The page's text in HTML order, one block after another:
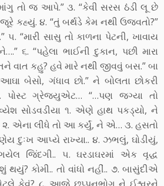
તો જ આપે.” ૩. “કેવી સરસ ઠંડી લૂ છે
કહ્યું. ૪. “તું બર્થડે કેમ નથી ઉજવતો?”
૫. “મારી સાસુ તો કાળના પેટની, ખાવાય
૬. “પહેલા ભાઈની દુકાન, પછી મારા
વાત કહુ? હવે મારે નથી જીવવું બસ.” બા
બેસો, ગંધાવ છો.” ને બોલતા છોકરી
પોસ્ટ ગ્રેજ્યુએટ… “…પણ જગ્યા તો
સોડવડીયા ૧. એણે હાથ પકડ્યો, ને
એના લીધે તો આ કર્યું, ને એ… ૩. હસતો
દુઃખ આપ્યે રાખ્યા.. ૪. ઝભલું, ઘોડીયું,
જિંદગી.. ૫. ઘરડાઘરમાં એક વૃદ્ધ
થયું? કોમી.. તો વાંધો નહીં.. ૭. બાસુંદીએ